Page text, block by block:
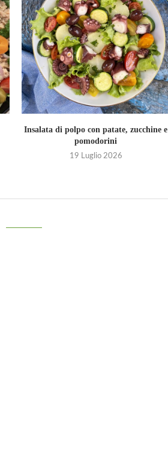
Insalata di polpo con patate, zucchine e
pomodorini
19 Luglio 2026